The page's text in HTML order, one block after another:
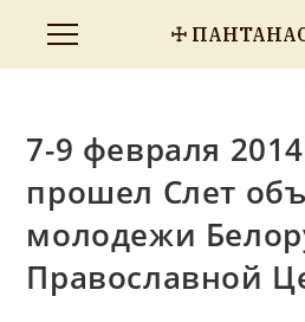
☩
7-9 февраля
прошел Слет
молодежи
Православной